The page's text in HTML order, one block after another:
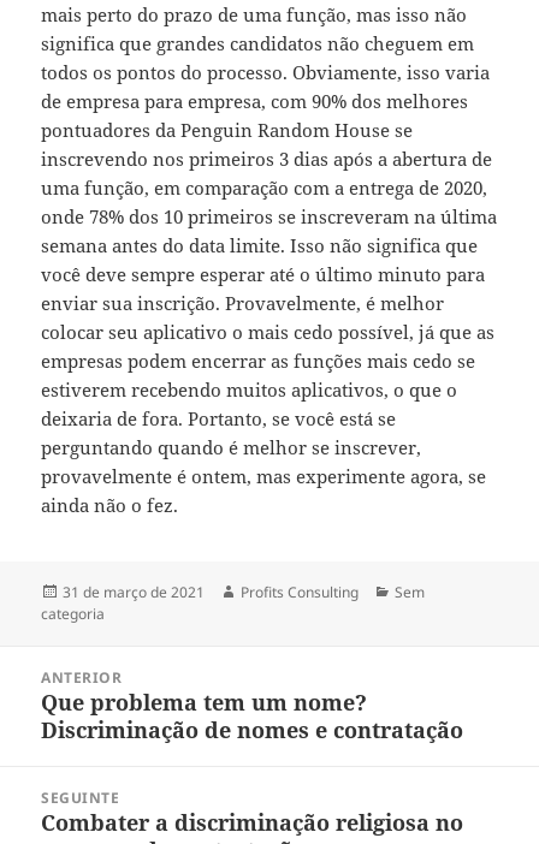
mais perto do prazo de uma função, mas isso não
significa que grandes candidatos não cheguem em
todos os pontos do processo. Obviamente, isso varia
de empresa para empresa, com 90% dos melhores
pontuadores da Penguin Random House se
inscrevendo nos primeiros 3 dias após a abertura de
uma função, em comparação com a entrega de 2020,
onde 78% dos 10 primeiros se inscreveram na última
semana antes do data limite. Isso não significa que
você deve sempre esperar até o último minuto para
enviar sua inscrição. Provavelmente, é melhor
colocar seu aplicativo o mais cedo possível, já que as
empresas podem encerrar as funções mais cedo se
estiverem recebendo muitos aplicativos, o que o
deixaria de fora. Portanto, se você está se
perguntando quando é melhor se inscrever,
provavelmente é ontem, mas experimente agora, se
ainda não o fez.
Publicado
em
31 de março de 2021 Autor
Profits Consulting Categorias
Sem
categoria
ANTERIOR
Post
anterior:
Que problema tem um nome?
Discriminação de nomes e contratação
SEGUINTE
Próximo
Combater a discriminação religiosa no